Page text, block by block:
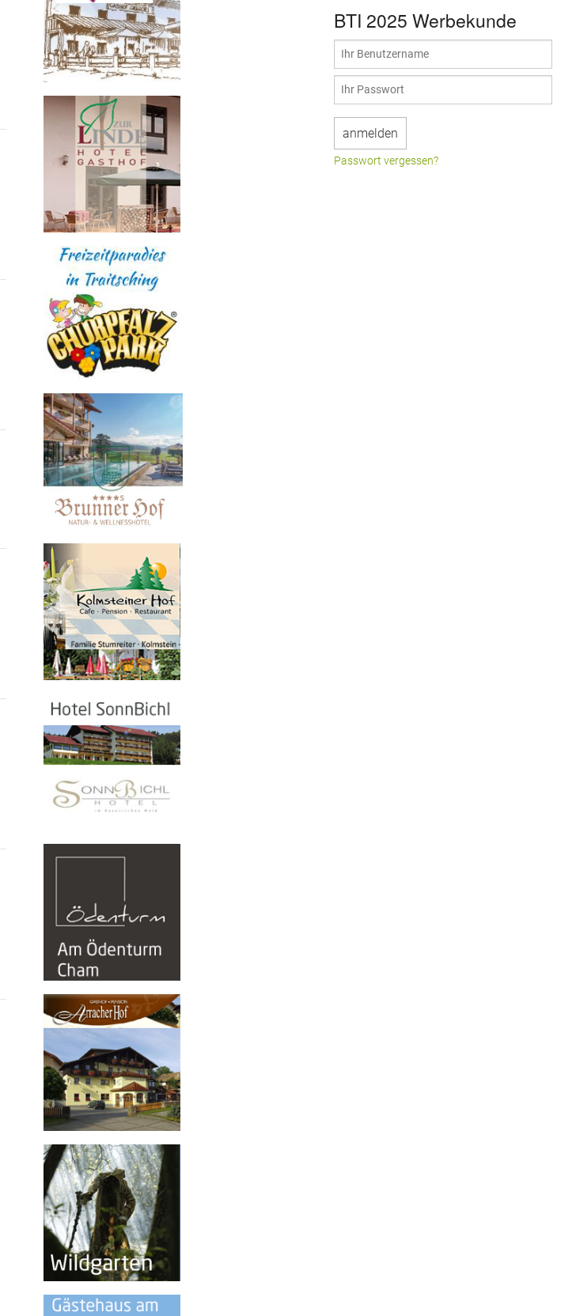
BTI 2025 Werbekunde
Passwort vergessen?